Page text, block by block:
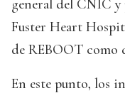
general del CNIC
Fuster Heart
de REBOOT como
En este punto, los